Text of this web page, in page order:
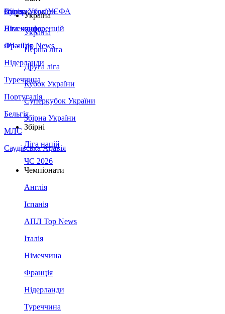
Збірна України
Італія
Німеччина
Франція
Нідерланди
Туреччина
Португалія
Бельгія
МЛС
Саудівська Аравія
Суперкубок УЄФА
Ліга конференцій
ЛЧ - Top News
Україна
Україна
Перша ліга
Друга ліга
Кубок України
Суперкубок України
Збірна України
Збірні
Ліга націй
ЧС 2026
Чемпіонати
Англія
Іспанія
АПЛ Top News
Італія
Німеччина
Франція
Нідерланди
Туреччина